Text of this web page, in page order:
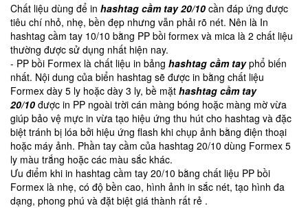
Chất liệu dùng để in hashtag cầm tay 20/10 cần đáp ứng được
tiêu chí nhỏ, nhẹ, bền đẹp nhưng vẫn phải rõ nét. Nên là In
hashtag cầm tay 10/10 bằng PP bồi formex và mica là 2 chất liệu
thường được sử dụng nhất hiện nay.
- PP bồi Formex là chất liệu in bảng hashtag cầm tayphổ biến
nhất. Nội dung của biển hashtag sẽ được in bằng chất liệu
Formex dày 5 ly hoặc dày 3 ly, bề mặt hashtag cầm tay
20/10 được in PP ngoài trời cán màng bóng hoặc màng mờ vừa
giúp bảo vệ mực in vừa tạo hiệu ứng thu hút cho hashtag và đặc
biệt tránh bị lóa bởi hiệu ứng flash khi chụp ảnh bằng điện thoại
hoặc máy ảnh. Phần tay cầm của hashtag 20/10 dùng Formex 5
ly màu trắng hoặc các màu sắc khác.
Ưu điểm khi in hashtag cầm tay 20/10 bằng chất liệu PP bồi
Formex là nhẹ, có độ bền cao, hình ảnh in sắc nét, tạo hình đa
dạng, phong phú và đặt biệt giá thành rất rẻ .